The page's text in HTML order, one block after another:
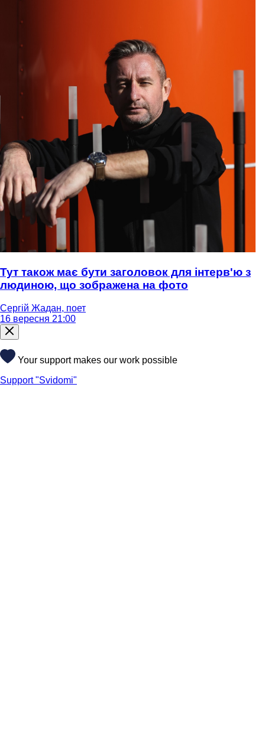
Тут також має бути заголовок для інтерв'ю з
людиною, що зображена на фото
Сергій Жадан, поет
16 вересня 21:00
Your support makes our work possible
Support "Svidomi"